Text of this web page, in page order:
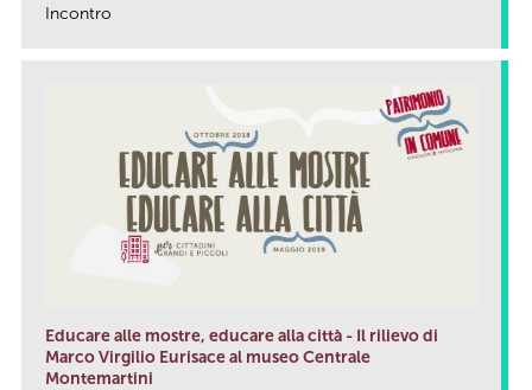
Incontro
Educare alle mostre, educare alla città - Il rilievo di
Marco Virgilio Eurisace al museo Centrale
Montemartini